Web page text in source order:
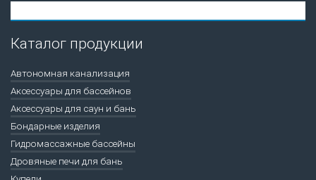
Каталог продукции
Автономная канализация
Аксессуары для бассейнов
Аксессуары для саун и бань
Бондарные изделия
Гидромассажные бассейны
Дровяные печи для бань